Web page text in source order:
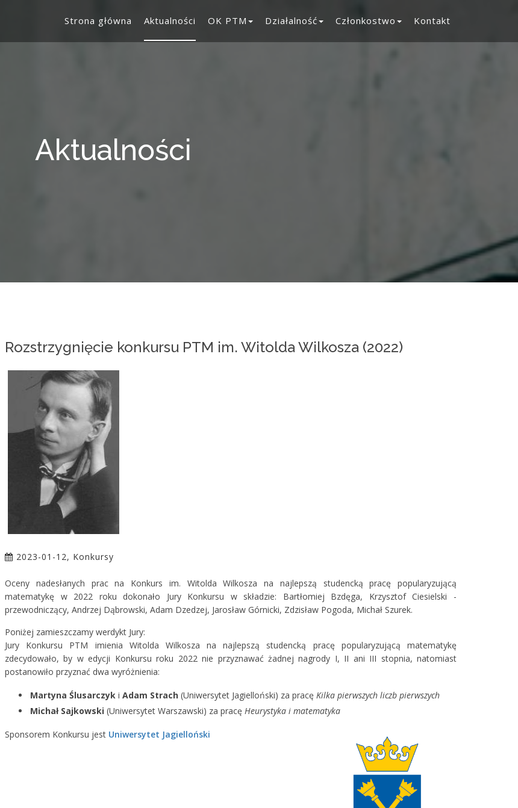
Strona główna Aktualności OK PTM Działalność Członkostwo Kontakt
Aktualności
Rozstrzygnięcie konkursu PTM im. Witolda Wilkosza (2022)
2023-01-12, Konkursy
Oceny nadesłanych prac na Konkurs im. Witolda Wilkosza na najlepszą studencką pracę popularyzującą
matematykę w 2022 roku dokonało Jury Konkursu w składzie: Bartłomiej Bzdęga, Krzysztof Ciesielski -
przewodniczący, Andrzej Dąbrowski, Adam Dzedzej, Jarosław Górnicki, Zdzisław Pogoda, Michał Szurek.
Poniżej zamieszczamy werdykt Jury:
Jury Konkursu PTM imienia Witolda Wilkosza na najlepszą studencką pracę popularyzującą matematykę
zdecydowało, by w edycji Konkursu roku 2022 nie przyznawać żadnej nagrody I, II ani III stopnia, natomiast
postanowiło przyznać dwa wyróżnienia:
Martyna Ślusarczyk i Adam Strach (Uniwersytet Jagielloński) za pracę Kilka pierwszych liczb pierwszych
Michał Sajkowski (Uniwersytet Warszawski) za pracę Heurystyka i matematyka
Sponsorem Konkursu jest Uniwersytet Jagielloński